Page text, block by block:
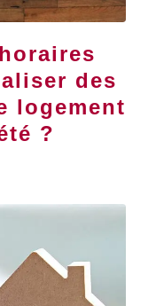
des
logement
?